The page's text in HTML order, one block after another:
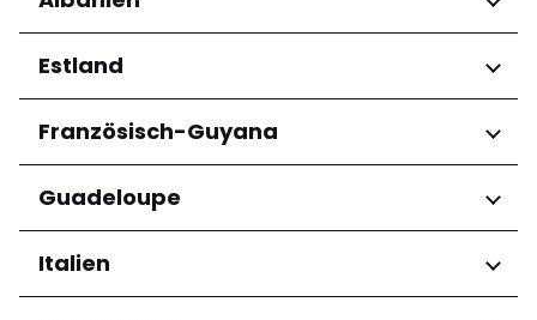
Regionen
Qarku i Tiranës
Estland
Regionen
Harju maakond
Tartu maakond
Französisch-Guyana
Regionen
Arrondissement de Cayenne
Guadeloupe
Regionen
Grande-Terre
Italien